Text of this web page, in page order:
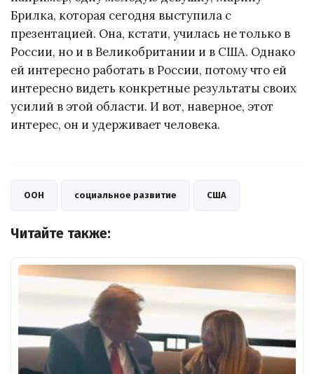
Брилка, которая сегодня выступила с
презентацией. Она, кстати, училась не только в
России, но и в Великобритании и в США. Однако
ей интересно работать в России, потому что ей
интересно видеть конкретные результаты своих
усилий в этой области. И вот, наверное, этот
интерес, он и удерживает человека.
ООН социальное развитие США
Читайте также: